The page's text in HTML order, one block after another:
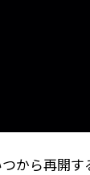
つから再開